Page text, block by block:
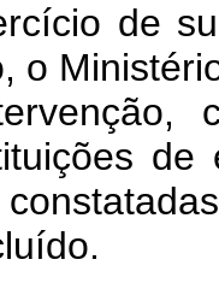
de
o
de